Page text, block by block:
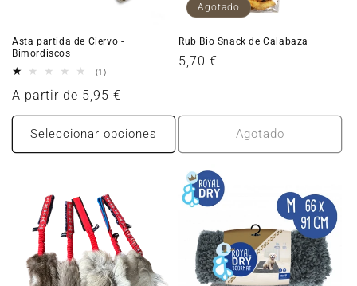
Asta partida de Ciervo -
Bimordiscos
(1)1
totales
Precio
habitual
A partir de 5,95 €
Seleccionar opciones
Agotado
Rub Bio Snack de Calabaza
Precio
5,70 €
Agotado